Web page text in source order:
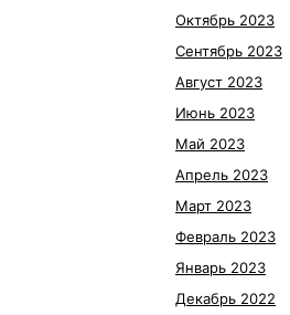
Октябрь 2023
Сентябрь 2023
Август 2023
Июнь 2023
Май 2023
Апрель 2023
Март 2023
Февраль 2023
Январь 2023
Декабрь 2022